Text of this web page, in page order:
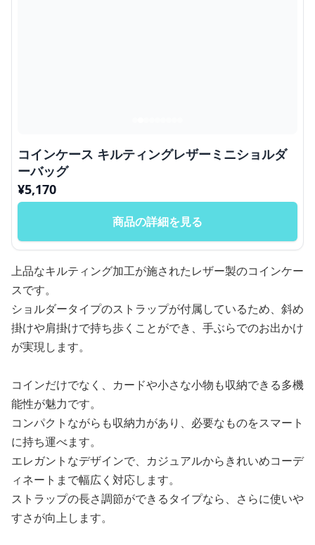
コインケース キルティングレザーミニショルダ
ーバッグ
¥5,170
商品の詳細を見る
上品なキルティング加工が施されたレザー製のコインケー
スです。
ショルダータイプのストラップが付属しているため、斜め
掛けや肩掛けで持ち歩くことができ、手ぶらでのお出かけ
が実現します。
コインだけでなく、カードや小さな小物も収納できる多機
能性が魅力です。
コンパクトながらも収納力があり、必要なものをスマート
に持ち運べます。
エレガントなデザインで、カジュアルからきれいめコーデ
ィネートまで幅広く対応します。
ストラップの長さ調節ができるタイプなら、さらに使いや
すさが向上します。